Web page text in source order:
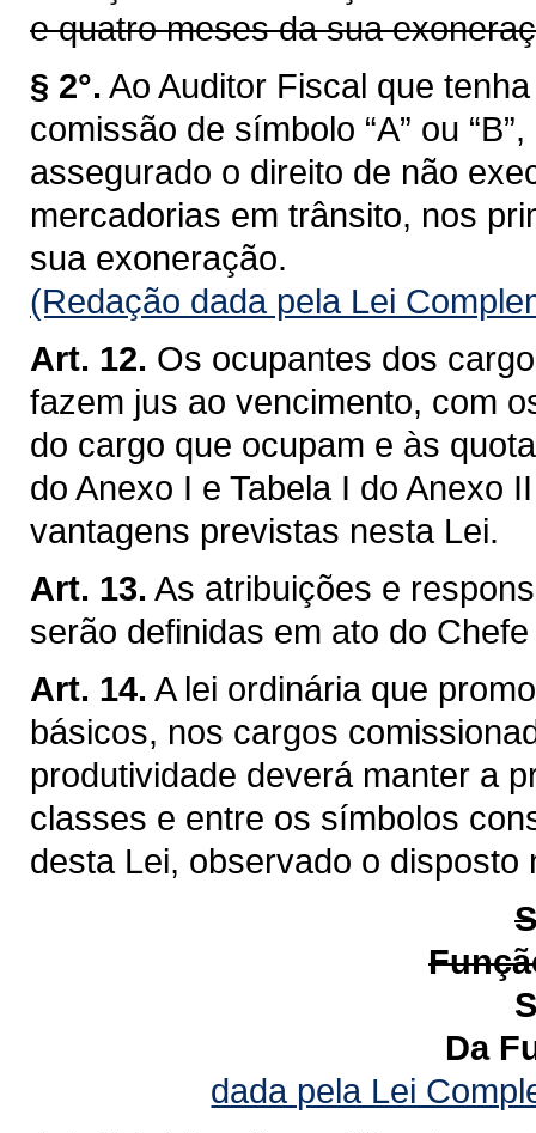
e quatro meses da sua
§ 2°. Ao Auditor Fiscal que
comissão de símbolo “A” ou
assegurado o direito de não
mercadorias em trânsito, nos
sua exoneração.
(Redação dada pela Lei
Art. 12. Os ocupantes dos
fazem jus ao vencimento, com
do cargo que ocupam e às
do Anexo I e Tabela I do Anexo
vantagens previstas nesta Lei.
Art. 13. As atribuições e
serão definidas em ato do
Art. 14. A lei ordinária que
básicos, nos cargos
produtividade deverá manter a
classes e entre os símbolos
desta Lei, observado o disposto
Da Função de
dada pela Lei